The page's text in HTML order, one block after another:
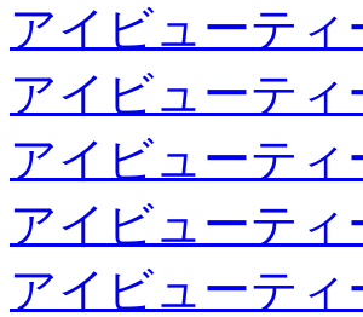
アイビューテ
アイビューテ
アイビューテ
アイビューテ
アイビューテ